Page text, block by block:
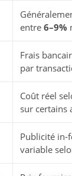
entre 6–9%
Frais
par
Coût réel
sur certains
Publicité in-
variable